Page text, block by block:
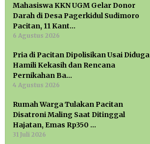
Mahasiswa KKN UGM Gelar Donor
Darah di Desa Pagerkidul Sudimoro
Pacitan, 11 Kant…
6 Agustus 2026
Pria di Pacitan Dipolisikan Usai Diduga
Hamili Kekasih dan Rencana
Pernikahan Ba…
4 Agustus 2026
Rumah Warga Tulakan Pacitan
Disatroni Maling Saat Ditinggal
Hajatan, Emas Rp350 …
31 Juli 2026